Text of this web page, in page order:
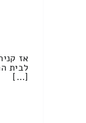
אז
לבית
[…]